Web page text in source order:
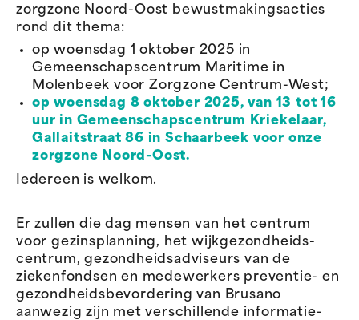
zorgzone Noord-Oost bewustmakingsacties
rond dit thema:
op woensdag 1 oktober 2025 in
Gemeenschapscentrum Maritime in
Molenbeek voor Zorgzone Centrum-West;
op woensdag 8 oktober 2025, van 13 tot 16
uur in Gemeenschapscentrum Kriekelaar,
Gallaitstraat 86 in Schaarbeek voor onze
zorgzone Noord-Oost.
Iedereen is welkom.
Er zullen die dag mensen van het centrum
voor gezinsplanning, het wijkgezondheids­
centrum, gezondheidsadviseurs van de
ziekenfondsen en medewerkers preventie- en
gezondheids­bevordering van Brusano
aanwezig zijn met verschillende informatie­